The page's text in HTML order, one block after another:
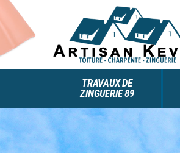
TRAVAUX DE
ZINGUERIE 89